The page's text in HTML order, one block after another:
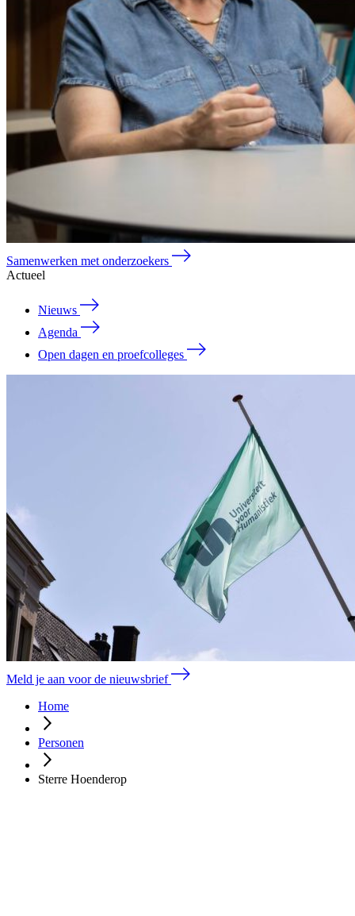
Samenwerken met onderzoekers
Actueel
Nieuws
Agenda
Open dagen en proefcolleges
Meld je aan voor de nieuwsbrief
Home
Personen
Sterre Hoenderop